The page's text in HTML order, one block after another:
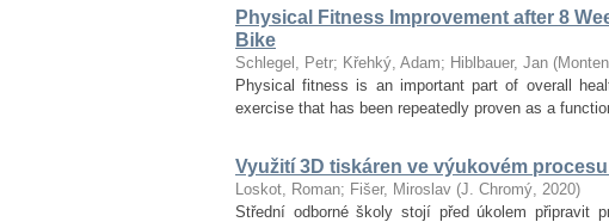
Physical Fitness Improvement after 8
Bike
Schlegel, Petr; Křehký, Adam; Hiblbauer, Jan (
Physical fitness is an important part of overall
exercise that has been repeatedly proven as a
Využití 3D tiskáren ve výukovém
Loskot, Roman; Fišer, Miroslav (J. Chromý, 2020)
Střední odborné školy stojí před úkolem připravit